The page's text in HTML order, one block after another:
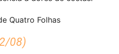
Quatro Folhas
08)